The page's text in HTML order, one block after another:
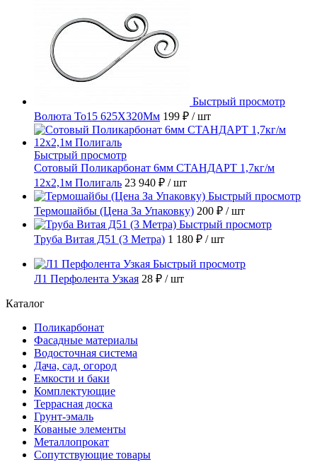
Быстрый просмотр
Волюта То15 625X320Мм 199 ₽ / шт
Быстрый просмотр
Сотовый Поликарбонат 6мм СТАНДАРТ 1,7кг/м
12х2,1м Полигаль 23 940 ₽ / шт
Быстрый просмотр
Термошайбы (Цена За Упаковку) 200 ₽ / шт
Быстрый просмотр
Труба Витая Д51 (3 Метра) 1 180 ₽ / шт
Быстрый просмотр
Л1 Перфолента Узкая 28 ₽ / шт
Каталог
Поликарбонат
Фасадные материалы
Водосточная система
Дача, сад, огород
Емкости и баки
Комплектующие
Террасная доска
Грунт-эмаль
Кованые элементы
Металлопрокат
Сопутствующие товары